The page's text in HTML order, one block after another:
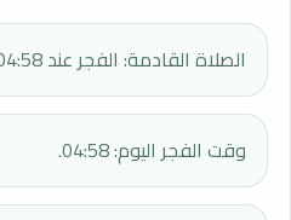
الصلاة القادمة: الفجر عند 04:58.
وقت الفجر اليوم: 04:58.